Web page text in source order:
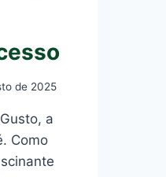
de 2025
a
Como